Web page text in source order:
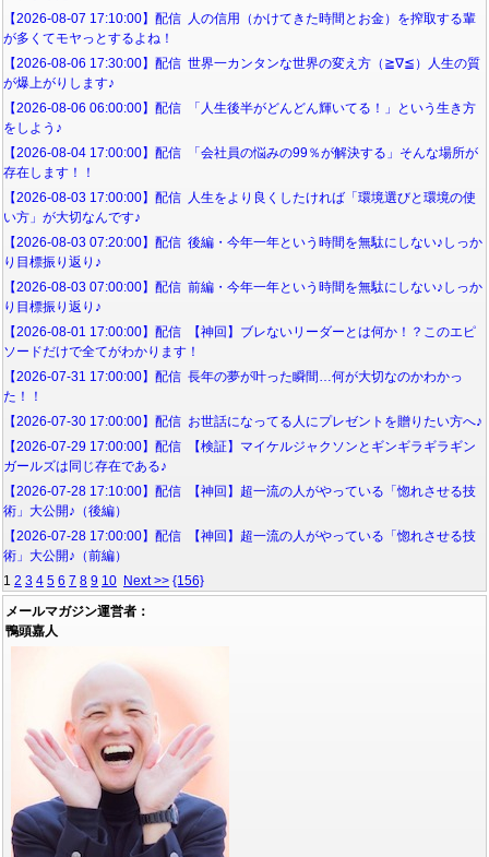
【2026-08-07 17:10:00】配信 人の信用（かけてきた時間とお金）を搾取する輩
が多くてモヤっとするよね！
【2026-08-06 17:30:00】配信 世界一カンタンな世界の変え方（≧∇≦）人生の質
が爆上がりします♪
【2026-08-06 06:00:00】配信 「人生後半がどんどん輝いてる！」という生き方
をしよう♪
【2026-08-04 17:00:00】配信 「会社員の悩みの99％が解決する」そんな場所が
存在します！！
【2026-08-03 17:00:00】配信 人生をより良くしたければ「環境選びと環境の使
い方」が大切なんです♪
【2026-08-03 07:20:00】配信 後編・今年一年という時間を無駄にしない♪しっか
り目標振り返り♪
【2026-08-03 07:00:00】配信 前編・今年一年という時間を無駄にしない♪しっか
り目標振り返り♪
【2026-08-01 17:00:00】配信 【神回】ブレないリーダーとは何か！？このエピ
ソードだけで全てがわかります！
【2026-07-31 17:00:00】配信 長年の夢が叶った瞬間…何が大切なのかわかっ
た！！
【2026-07-30 17:00:00】配信 お世話になってる人にプレゼントを贈りたい方へ♪
【2026-07-29 17:00:00】配信 【検証】マイケルジャクソンとギンギラギラギン
ガールズは同じ存在である♪
【2026-07-28 17:10:00】配信 【神回】超一流の人がやっている「惚れさせる技
術」大公開♪（後編）
【2026-07-28 17:00:00】配信 【神回】超一流の人がやっている「惚れさせる技
術」大公開♪（前編）
1 2 3 4 5 6 7 8 9 10 Next >> {156}
メールマガジン運営者：
鴨頭嘉人